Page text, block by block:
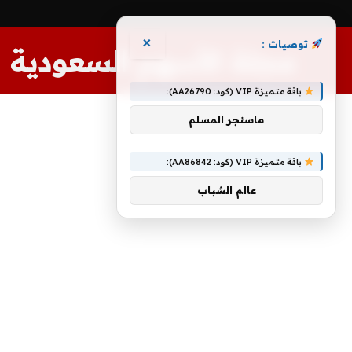
مجلة الأسهم السعودية
توصيات : ×
باقة متميزة VIP (كود: AA26790):
ماسنجر المسلم
باقة متميزة VIP (كود: AA86842):
عالم الشباب